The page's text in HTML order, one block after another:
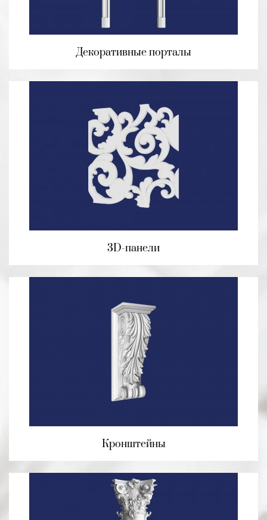
Декоративные порталы
3D-панели
Кронштейны